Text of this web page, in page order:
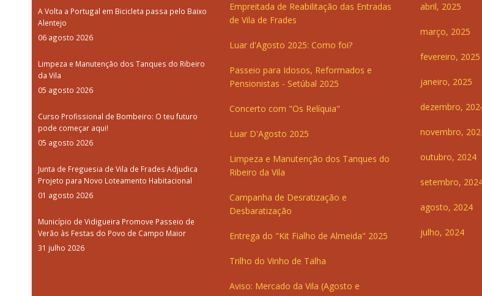
A Volta a Portugal em Bicicleta passa pelo Baixo
Alentejo
06 agosto 2026
Limpeza e Manutenção dos Tanques do Ribeiro
da Vila
05 agosto 2026
Curso Profissional de Bombeiro: O teu futuro
pode começar aqui!
05 agosto 2026
Junta de Freguesia de Vila de Frades Adjudica
Projeto para Novo Loteamento Habitacional
01 agosto 2026
Município de Vidigueira Promove Passeio de
Verão às Festas do Povo de Campo Maior
31 julho 2026
Empreitada de Reabilitação das Entradas
de Vila de Frades
Luar d'Agosto 2025: Como foi?
Passeio para Idosos, Reformados e
Pensionistas - Setúbal 2025
Concerto com "Os Relíquia"
Luar D'Agosto 2025
Limpeza e Manutenção dos Tanques do
Ribeiro da Vila
Campanha de Desratização e
Desbaratização
Entrega do "Kit Fialho de Almeida" 2025
Trilho do Vinho de Talha
Aviso: Mercado da Vila (Agosto e
abril, 2025
março, 2025
fevereiro, 2025
janeiro, 2025
dezembro,
novembro,
outubro, 2024
setembro,
agosto, 2024
julho, 2024